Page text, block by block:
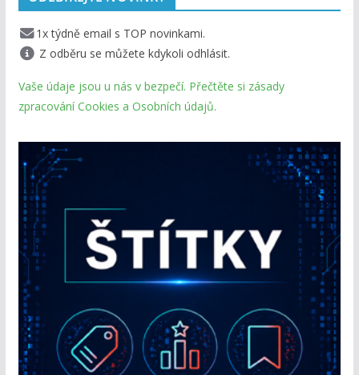
1x týdně email s TOP novinkami.
Z odběru se můžete kdykoli odhlásit.
Vaše údaje jsou u nás v bezpečí. Přečtěte si zásady
zpracování Cookies a Osobních údajů.